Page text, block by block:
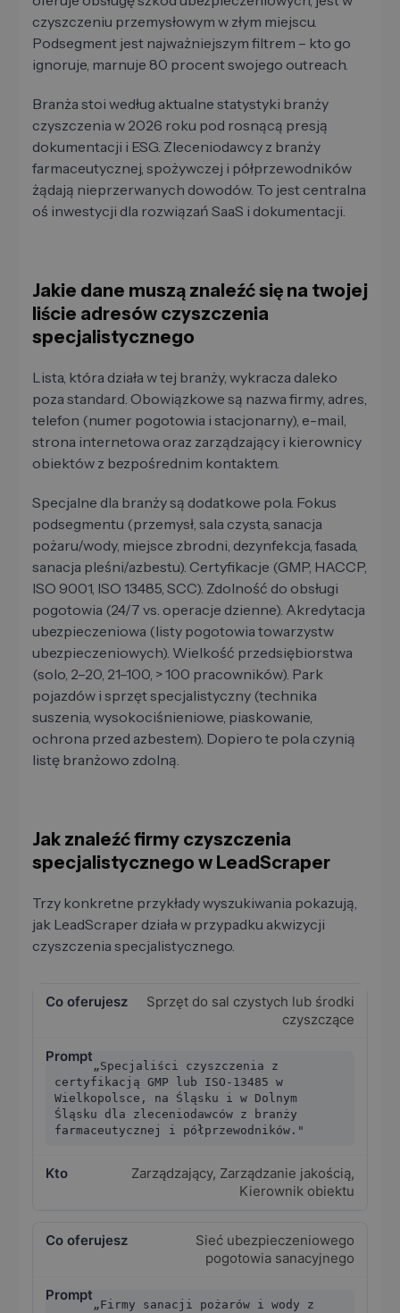
czyszczeniu przemysłowym w złym miejscu.
Podsegment jest najważniejszym filtrem – kto go
ignoruje, marnuje 80 procent swojego outreach.
Branża stoi według aktualne statystyki branży
czyszczenia w 2026 roku pod rosnącą presją
dokumentacji i ESG. Zleceniodawcy z branży
farmaceutycznej, spożywczej i półprzewodników
żądają nieprzerwanych dowodów. To jest centralna
oś inwestycji dla rozwiązań SaaS i dokumentacji.
Jakie dane muszą znaleźć się na twojej
liście adresów czyszczenia
specjalistycznego
Lista, która działa w tej branży, wykracza daleko
poza standard. Obowiązkowe są nazwa firmy, adres,
telefon (numer pogotowia i stacjonarny), e-mail,
strona internetowa oraz zarządzający i kierownicy
obiektów z bezpośrednim kontaktem.
Specjalne dla branży są dodatkowe pola. Fokus
podsegmentu (przemysł, sala czysta, sanacja
pożaru/wody, miejsce zbrodni, dezynfekcja, fasada,
sanacja pleśni/azbestu). Certyfikacje (GMP, HACCP,
ISO 9001, ISO 13485, SCC). Zdolność do obsługi
pogotowia (24/7 vs. operacje dzienne). Akredytacja
ubezpieczeniowa (listy pogotowia towarzystw
ubezpieczeniowych). Wielkość przedsiębiorstwa
(solo, 2–20, 21–100, > 100 pracowników). Park
pojazdów i sprzęt specjalistyczny (technika
suszenia, wysokociśnieniowe, piaskowanie,
ochrona przed azbestem). Dopiero te pola czynią
listę branżowo zdolną.
Jak znaleźć firmy czyszczenia
specjalistycznego w LeadScraper
Trzy konkretne przykłady wyszukiwania pokazują,
jak LeadScraper działa w przypadku akwizycji
czyszczenia specjalistycznego.
Sprzęt do sal czystych lub środki
czyszczące
„Specjaliści czyszczenia z
certyfikacją GMP lub ISO-13485 w
Wielkopolsce, na Śląsku i w Dolnym
Śląsku dla zleceniodawców z branży
farmaceutycznej i półprzewodników."
Zarządzający, Zarządzanie jakością,
Kierownik obiektu
Sieć ubezpieczeniowego
pogotowia sanacyjnego
„Firmy sanacji pożarów i wody z